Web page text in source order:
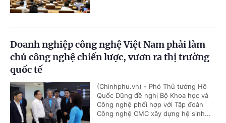
Doanh nghiệp công nghệ Việt Nam phải làm
chủ công nghệ chiến lược, vươn ra thị trường
quốc tế
(Chinhphu.vn) - Phó Thủ tướng Hồ
Quốc Dũng đề nghị Bộ Khoa học và
Công nghệ phối hợp với Tập đoàn
Công nghệ CMC xây dựng hệ sinh...